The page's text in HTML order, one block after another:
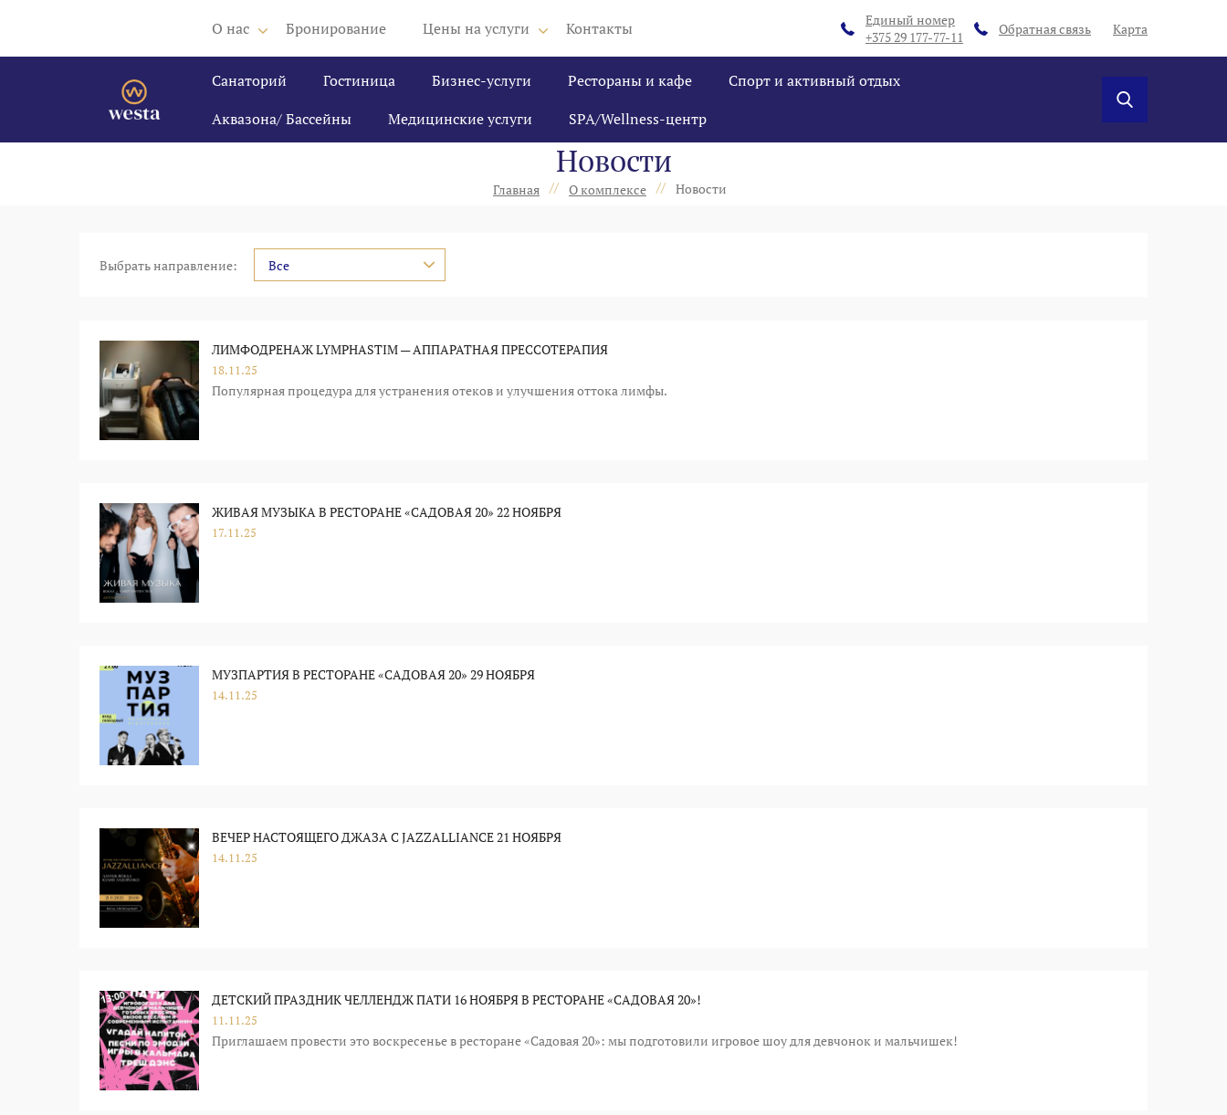
О нас Бронирование Цены на услуги Контакты
Единый номер
+375 29 177-77-11
Обратная связь Карта
Санаторий Гостиница Бизнес-услуги Рестораны и кафе
Спорт и активный отдых
Аквазона/ Бассейны
Медицинские услуги SPA/Wellness-центр
Новости
Главная // О комплексе // Новости
Выбрать направление: Все
ЛИМФОДРЕНАЖ LYMPHASTIM — АППАРАТНАЯ ПРЕССОТЕРАПИЯ
18.11.25
Популярная процедура для устранения отеков и улучшения оттока лимфы.
ЖИВАЯ МУЗЫКА В РЕСТОРАНЕ «САДОВАЯ 20» 22 НОЯБРЯ
17.11.25
МУЗПАРТИЯ В РЕСТОРАНЕ «САДОВАЯ 20» 29 НОЯБРЯ
14.11.25
ВЕЧЕР НАСТОЯЩЕГО ДЖАЗА С JAZZALLIANCE 21 НОЯБРЯ
14.11.25
ДЕТСКИЙ ПРАЗДНИК ЧЕЛЛЕНДЖ ПАТИ 16 НОЯБРЯ В РЕСТОРАНЕ «САДОВАЯ 20»!
11.11.25
Приглашаем провести это воскресенье в ресторане «Садовая 20»: мы подготовили игровое шоу для девчонок и мальчишек!